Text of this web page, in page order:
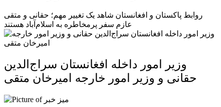
روابط پاکستان و افغانستان شاهد یک تغییر مهم؛ حقانی و متقی
عازم سفر پرمخاطره به اسلام‌آباد هستند
وزیر امور داخله افغانستان سراج‌الدین
حقانی و وزیر امور خارجه امیرخان متقی